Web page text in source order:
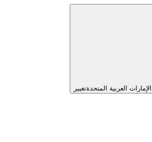
الإمارات العربية المتحدةتغيير